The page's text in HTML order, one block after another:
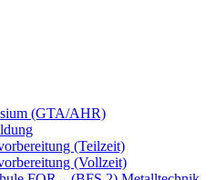
(GTA/AHR)
(Teilzeit)
(Vollzeit)